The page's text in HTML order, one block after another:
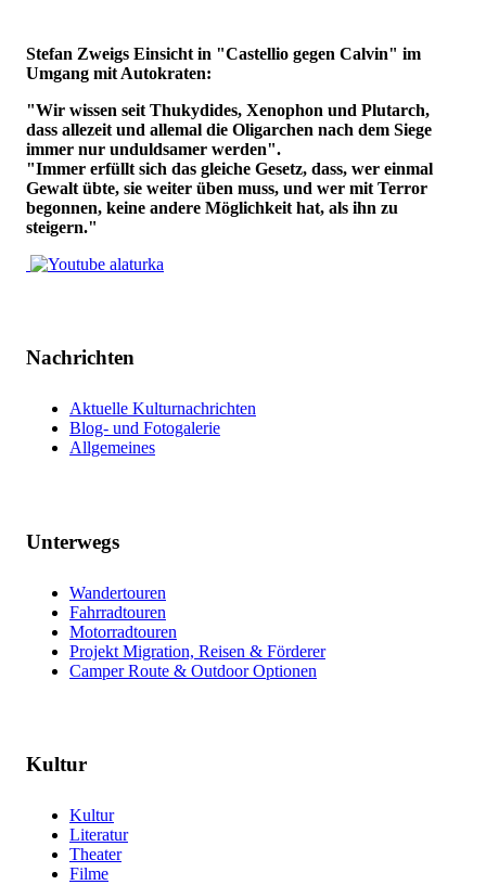
Stefan Zweigs Einsicht in "Castellio gegen Calvin" im
Umgang mit Autokraten:
"Wir wissen seit Thukydides, Xenophon und Plutarch,
dass allezeit und allemal die Oligarchen nach dem Siege
immer nur unduldsamer werden".
"Immer erfüllt sich das gleiche Gesetz, dass, wer einmal
Gewalt übte, sie weiter üben muss, und wer mit Terror
begonnen, keine andere Möglichkeit hat, als ihn zu
steigern."
Nachrichten
Aktuelle Kulturnachrichten
Blog- und Fotogalerie
Allgemeines
Unterwegs
Wandertouren
Fahrradtouren
Motorradtouren
Projekt Migration, Reisen & Förderer
Camper Route & Outdoor Optionen
Kultur
Kultur
Literatur
Theater
Filme